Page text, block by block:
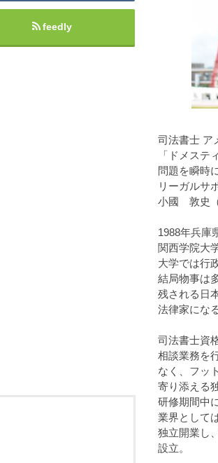
feedly
司法書士 ア
「ドメステ
問題を瞬時
リーガルサ
小國 敦史（
1988年兵庫
関西学院大
大学では行
結局物事は
残される日
法律家にな
司法書士資
相談業務を
なく、フッ
寄り添える
研修期間中
業界として
独立開業し
設立。